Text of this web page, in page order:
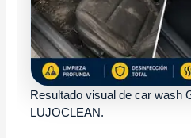
Resultado visual de car wash
LUJOCLEAN.